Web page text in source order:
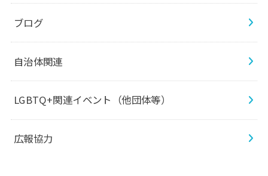
ブログ
自治体関連
LGBTQ+関連イベント（他団体等）
広報協力